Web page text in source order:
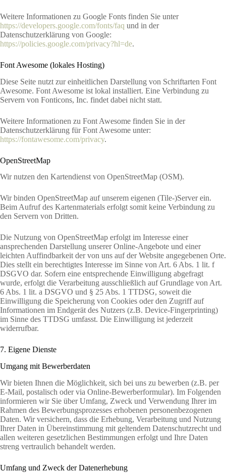
Weitere Informationen zu Google Fonts finden Sie unter
https://developers.google.com/fonts/faq und in der
Datenschutzerklärung von Google:
https://policies.google.com/privacy?hl=de.
Font Awesome (lokales Hosting)
Diese Seite nutzt zur einheitlichen Darstellung von Schriftarten Font
Awesome. Font Awesome ist lokal installiert. Eine Verbindung zu
Servern von Fonticons, Inc. findet dabei nicht statt.
Weitere Informationen zu Font Awesome finden Sie in der
Datenschutzerklärung für Font Awesome unter:
https://fontawesome.com/privacy.
OpenStreetMap
Wir nutzen den Kartendienst von OpenStreetMap (OSM).
Wir binden OpenStreetMap auf unserem eigenen (Tile-)Server ein.
Beim Aufruf des Kartenmaterials erfolgt somit keine Verbindung zu
den Servern von Dritten.
Die Nutzung von OpenStreetMap erfolgt im Interesse einer
ansprechenden Darstellung unserer Online-Angebote und einer
leichten Auffindbarkeit der von uns auf der Website angegebenen Orte.
Dies stellt ein berechtigtes Interesse im Sinne von Art. 6 Abs. 1 lit. f
DSGVO dar. Sofern eine entsprechende Einwilligung abgefragt
wurde, erfolgt die Verarbeitung ausschließlich auf Grundlage von Art.
6 Abs. 1 lit. a DSGVO und § 25 Abs. 1 TTDSG, soweit die
Einwilligung die Speicherung von Cookies oder den Zugriff auf
Informationen im Endgerät des Nutzers (z.B. Device-Fingerprinting)
im Sinne des TTDSG umfasst. Die Einwilligung ist jederzeit
widerrufbar.
7. Eigene Dienste
Umgang mit Bewerberdaten
Wir bieten Ihnen die Möglichkeit, sich bei uns zu bewerben (z.B. per
E-Mail, postalisch oder via Online-Bewerberformular). Im Folgenden
informieren wir Sie über Umfang, Zweck und Verwendung Ihrer im
Rahmen des Bewerbungsprozesses erhobenen personenbezogenen
Daten. Wir versichern, dass die Erhebung, Verarbeitung und Nutzung
Ihrer Daten in Übereinstimmung mit geltendem Datenschutzrecht und
allen weiteren gesetzlichen Bestimmungen erfolgt und Ihre Daten
streng vertraulich behandelt werden.
Umfang und Zweck der Datenerhebung